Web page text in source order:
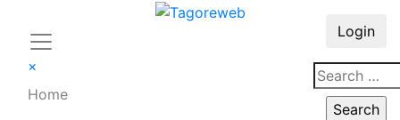
×
Home
Login